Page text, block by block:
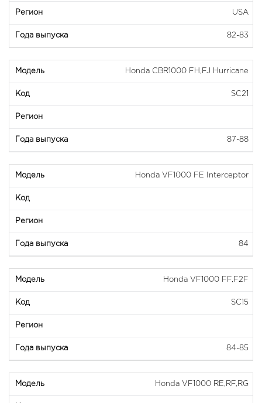
USA
82-83
Honda CBR1000 FH,FJ Hurricane
SC21
87-88
Honda VF1000 FE Interceptor
84
Honda VF1000 FF,F2F
SC15
84-85
Honda VF1000 RE,RF,RG